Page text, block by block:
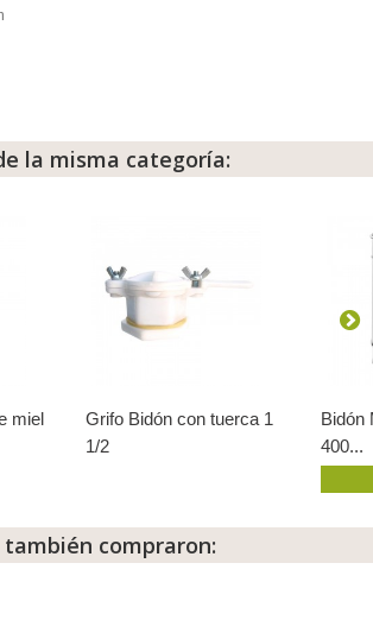
la misma categoría:
miel
Grifo Bidón con tuerca 1
1/2
Bidón
400...
compraron: